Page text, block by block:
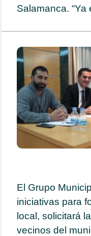
Salamanca.
El Grupo
iniciativas para
local, solicitará
vecinos del